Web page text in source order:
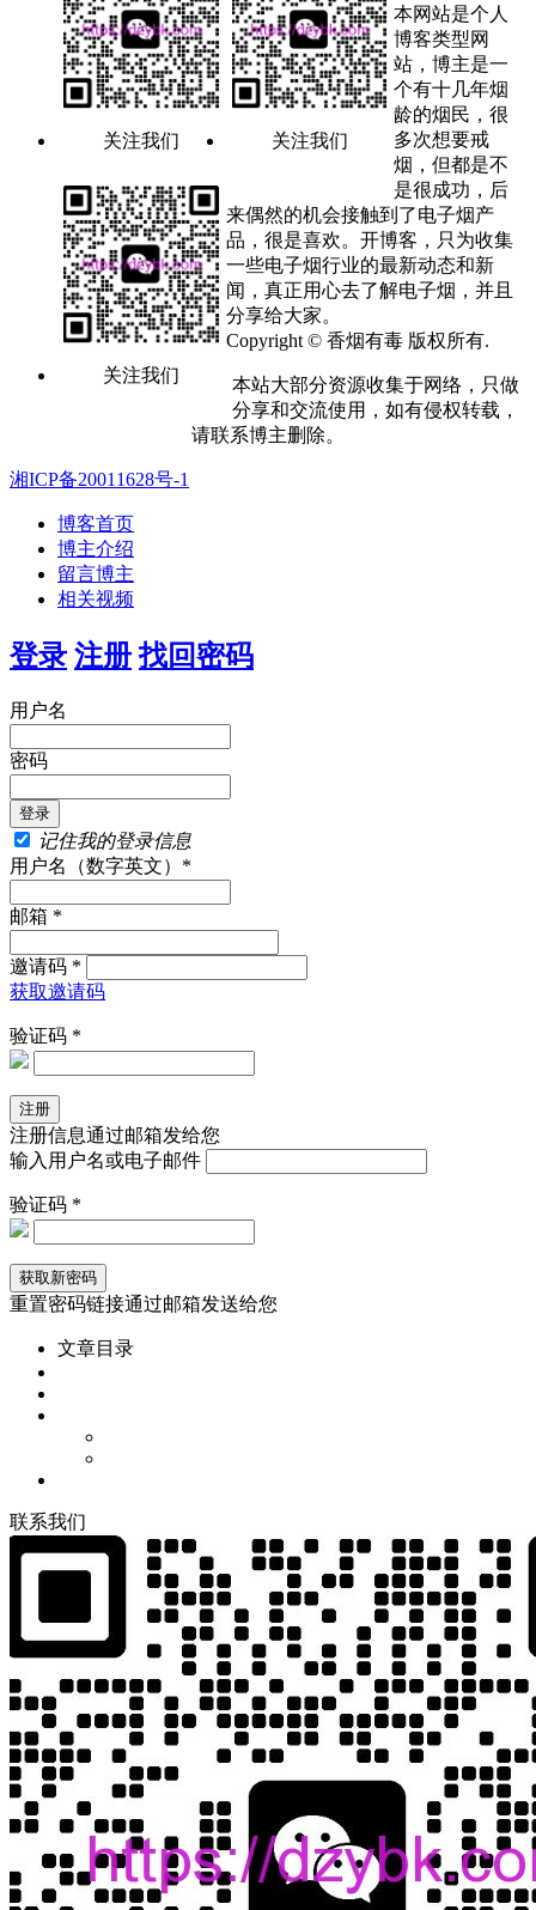
关注我们 关注我们
关注我们
本网站是个人
博客类型网
站，博主是一
个有十几年烟
龄的烟民，很
多次想要戒
烟，但都是不
是很成功，后
来偶然的机会接触到了电子烟产
品，很是喜欢。开博客，只为收集
一些电子烟行业的最新动态和新
闻，真正用心去了解电子烟，并且
分享给大家。
Copyright © 香烟有毒 版权所有.
本站大部分资源收集于网络，只做
分享和交流使用，如有侵权转载，
请联系博主删除。
湘ICP备20011628号-1
博客首页
博主介绍
留言博主
相关视频
登录 注册 找回密码
用户名
密码
记住我的登录信息
用户名（数字英文）*
邮箱 *
邀请码 *
获取邀请码
验证码 *
注册信息通过邮箱发给您
输入用户名或电子邮件
验证码 *
重置密码链接通过邮箱发送给您
文章目录
联系我们